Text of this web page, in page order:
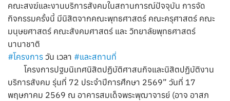
คณะสงฆ์และงานบริการสังคมในสถานการณ์ปัจจุบัน การจัด
กิจกรรมครั้งนี้ มีนิสิตจากคณะพุทธศาสตร์ คณะครุศาสตร์ คณะ
มนุษยศาสตร์ คณะสังคมศาสตร์ และ วิทยาลัยพุทธศาสตร์
นานาชาติ
#โครงการ วัน เวลา #และสถานที่
โครงการปฐมนิเทศนิสิตปฏิบัติศาสนกิจและนิสิตปฏิบัติงาน
บริการสังคม รุ่นที่ 72 ประจำปีการศึกษา 2569” วันที่ 17
พฤษภาคม 2569 ณ อาคารสมเด็จพระพุฒาจารย์ (อาจ อาสภ